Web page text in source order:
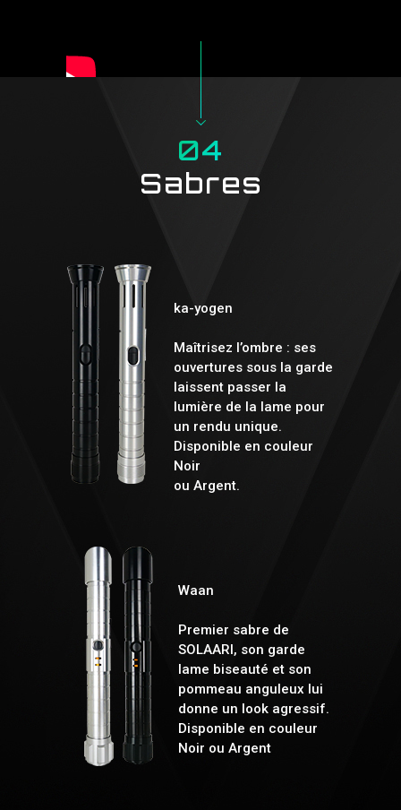
04
Sabres
ka-yogen
Maîtrisez l’ombre : ses
ouvertures sous la garde
laissent passer la
lumière de la lame pour
un rendu unique.
Disponible en couleur
Noir
ou Argent.
Waan
Premier sabre de
SOLAARI, son garde
lame biseauté et son
pommeau anguleux lui
donne un look agressif.
Disponible en couleur
Noir ou Argent